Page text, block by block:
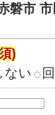
磐市
)
ない